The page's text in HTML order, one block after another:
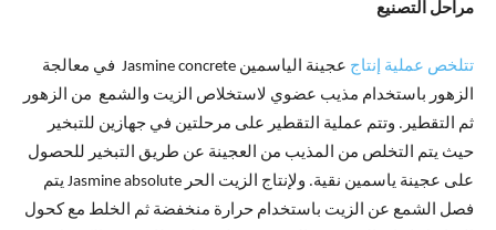
مراحل التصنيع
تتلخص عملية إنتاج
عجينة الياسمين Jasmine concrete في معالجة
الزهور باستخدام مذيب عضوي لاستخلاص الزيت والشمع من الزهور
ثم التقطير. وتتم عملية التقطير على مرحلتين في جهازين للتبخير
حيث يتم التخلص من المذيب من العجينة عن طريق التبخير للحصول
على عجينة ياسمين نقية. ولإنتاج الزيت الحر Jasmine absolute يتم
فصل الشمع عن الزيت باستخدام حرارة منخفضة ثم الخلط مع كحول